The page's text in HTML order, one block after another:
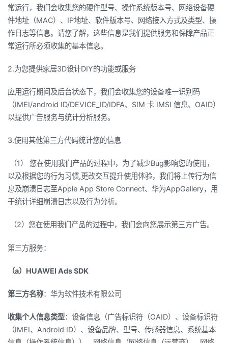
常运行，我们会收集您的硬件型号、操作系统版本号、网络设备硬
件地址（MAC）、IP地址、软件版本号、网络接入方式及类型、操
作日志等信息。请您了解，这些信息是我们提供服务和保障产品正
常运行所必须收集的基本信息。
2.为您提供家居3D设计DIY的功能或服务
应用运行期间及后台状态下，我们会收集您的设备唯一识别码
（IMEI/android ID/DEVICE_ID/IDFA、SIM 卡 IMSI 信息、OAID）
以提供广告服务与统计分析服务。
3.使用其他第三方代码统计您的信息
（1） 您在使用我们产品的过程中，为了减少Bug影响您的使用，
以及根据您的行为习惯,更改交互提升使用体验，我们将上传行为信
息及崩溃日志至Apple App Store Connect、华为AppGallery，用
于统计详细崩溃日志以及行为分析。
（2）您在使用我们产品的过程中，我们会向您展示第三方广告。
第三方服务：
（a）HUAWEI Ads SDK
第三方名称：华为软件技术有限公司
收集个人信息类型：设备信息（广告标识符（OAID）、设备标识符
（IMEI、Android ID）、设备品牌、型号、传感器信息、系统基本